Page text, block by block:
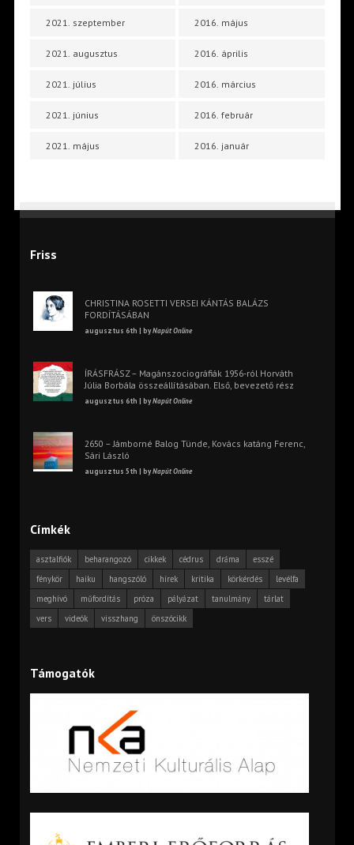
2021. szeptember
2021. augusztus
2021. július
2021. június
2021. május
2016. május
2016. április
2016. március
2016. február
2016. január
Friss
CHRISTINA ROSETTI VERSEI KÁNTÁS BALÁZS
FORDÍTÁSÁBAN
augusztus 6th | byNapút Online
ÍRÁSFRÁSZ – Magánszociográfiák 1956-ról Horváth
Júlia Borbála összeállításában. Első, bevezető rész
augusztus 6th | byNapút Online
2650 – Jámborné Balog Tünde, Kovács katáng Ferenc,
Sári László
augusztus 5th | byNapút Online
Címkék
asztalfiók beharangozó cikkek cédrus dráma
esszé
fénykör
haiku hangszóló hírek kritika körkérdés
levélfa
meghívó
műfordítás próza pályázat tanulmány
tárlat
vers
videók visszhang önszócikk
Támogatók